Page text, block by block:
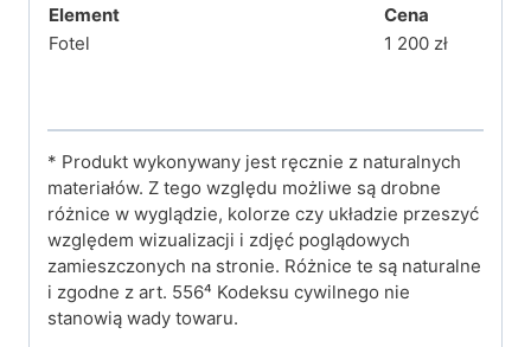
Element
Cena
Fotel
1 200 zł
* Produkt wykonywany jest ręcznie z naturalnych
materiałów. Z tego względu możliwe są drobne
różnice w wyglądzie, kolorze czy układzie przeszyć
względem wizualizacji i zdjęć poglądowych
zamieszczonych na stronie. Różnice te są naturalne
i zgodne z art. 556⁴ Kodeksu cywilnego nie
stanowią wady towaru.